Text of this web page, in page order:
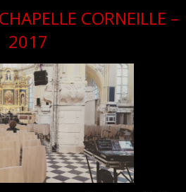
CORNEILLE –
2017